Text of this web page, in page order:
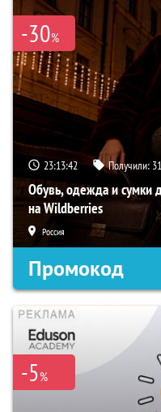
-30%
23:13:41 Получили: 31
Обувь, одежда и сумки
на Wildberries
Россия
Промокод
-5%